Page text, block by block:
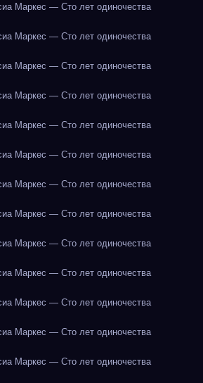
Маркес — Сто лет одиночества
Маркес — Сто лет одиночества
Маркес — Сто лет одиночества
Маркес — Сто лет одиночества
Маркес — Сто лет одиночества
Маркес — Сто лет одиночества
Маркес — Сто лет одиночества
Маркес — Сто лет одиночества
Маркес — Сто лет одиночества
Маркес — Сто лет одиночества
Маркес — Сто лет одиночества
Маркес — Сто лет одиночества
Маркес — Сто лет одиночества